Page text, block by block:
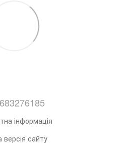
інформація
версія сайту